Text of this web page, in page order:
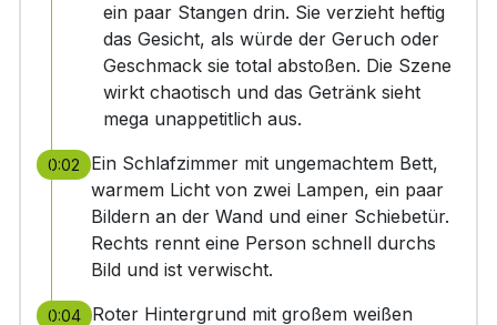
ein paar Stangen drin. Sie verzieht heftig
das Gesicht, als würde der Geruch oder
Geschmack sie total abstoßen. Die Szene
wirkt chaotisch und das Getränk sieht
mega unappetitlich aus.
0:02
Ein Schlafzimmer mit ungemachtem Bett,
warmem Licht von zwei Lampen, ein paar
Bildern an der Wand und einer Schiebetür.
Rechts rennt eine Person schnell durchs
Bild und ist verwischt.
0:04 Roter Hintergrund mit großem weißen